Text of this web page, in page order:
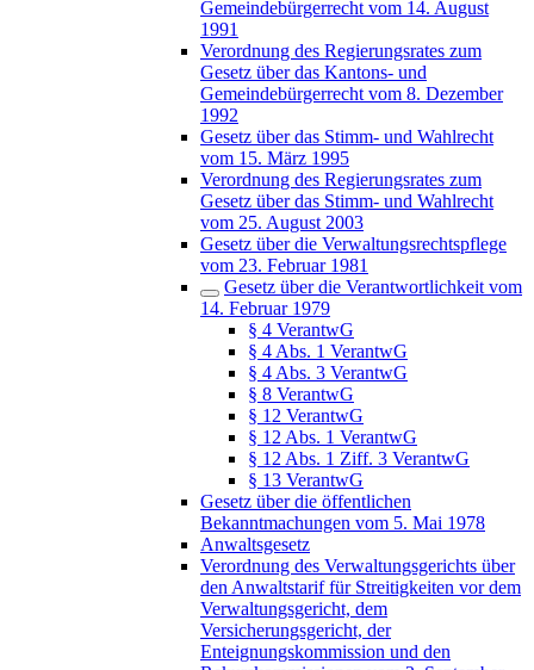
Gemeindebürgerrecht vom 14. August
1991
Verordnung des Regierungsrates zum
Gesetz über das Kantons- und
Gemeindebürgerrecht vom 8. Dezember
1992
Gesetz über das Stimm- und Wahlrecht
vom 15. März 1995
Verordnung des Regierungsrates zum
Gesetz über das Stimm- und Wahlrecht
vom 25. August 2003
Gesetz über die Verwaltungsrechtspflege
vom 23. Februar 1981
Gesetz über die Verantwortlichkeit vom
14. Februar 1979
§ 4 VerantwG
§ 4 Abs. 1 VerantwG
§ 4 Abs. 3 VerantwG
§ 8 VerantwG
§ 12 VerantwG
§ 12 Abs. 1 VerantwG
§ 12 Abs. 1 Ziff. 3 VerantwG
§ 13 VerantwG
Gesetz über die öffentlichen
Bekanntmachungen vom 5. Mai 1978
Anwaltsgesetz
Verordnung des Verwaltungsgerichts über
den Anwaltstarif für Streitigkeiten vor dem
Verwaltungsgericht, dem
Versicherungsgericht, der
Enteignungskommission und den